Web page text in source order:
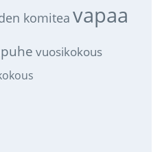
komitea vapaa
vuosikokous